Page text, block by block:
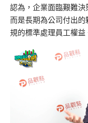
認為，企業面臨艱難決
而是長期為公司付出
規的標準處理員工權益